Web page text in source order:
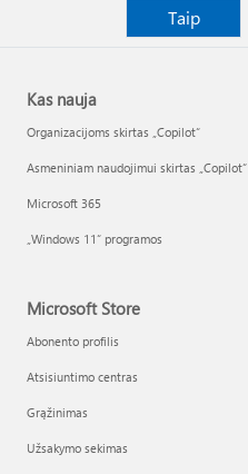
Taip
Kas nauja
Organizacijoms skirtas „Copilot“
Asmeniniam naudojimui skirtas „Copilot“
Microsoft 365
„Windows 11“ programos
Microsoft Store
Abonento profilis
Atsisiuntimo centras
Grąžinimas
Užsakymo sekimas